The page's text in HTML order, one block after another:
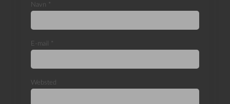
Navn *
E-mail *
Websted